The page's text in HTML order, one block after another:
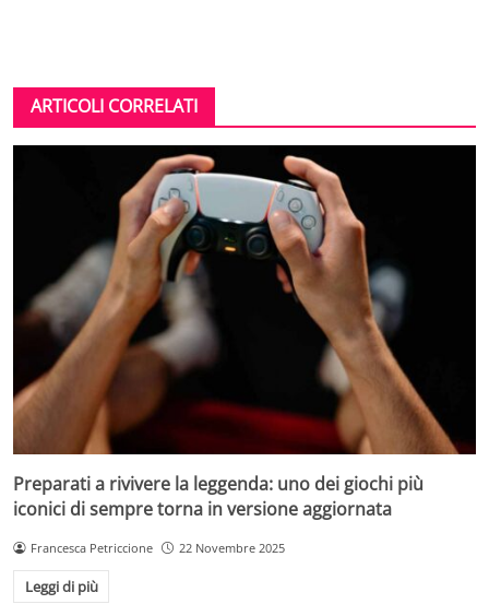
ARTICOLI CORRELATI
Preparati a rivivere la leggenda: uno dei giochi più
iconici di sempre torna in versione aggiornata
Francesca Petriccione 22 Novembre 2025
Leggi di più